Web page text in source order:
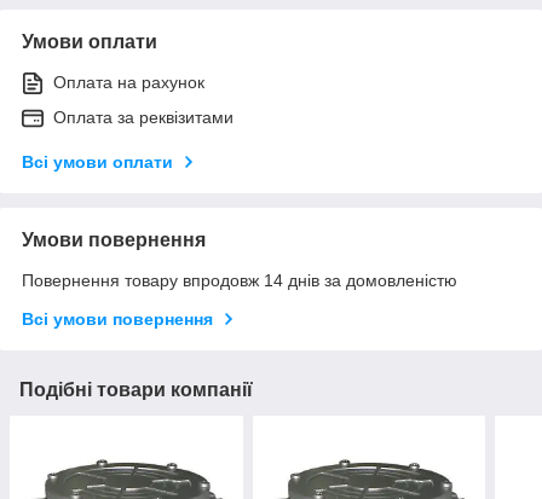
Умови оплати
Оплата на рахунок
Оплата за реквізитами
Всі умови оплати
Умови повернення
Повернення товару впродовж 14 днів за домовленістю
Всі умови повернення
Подібні товари компанії